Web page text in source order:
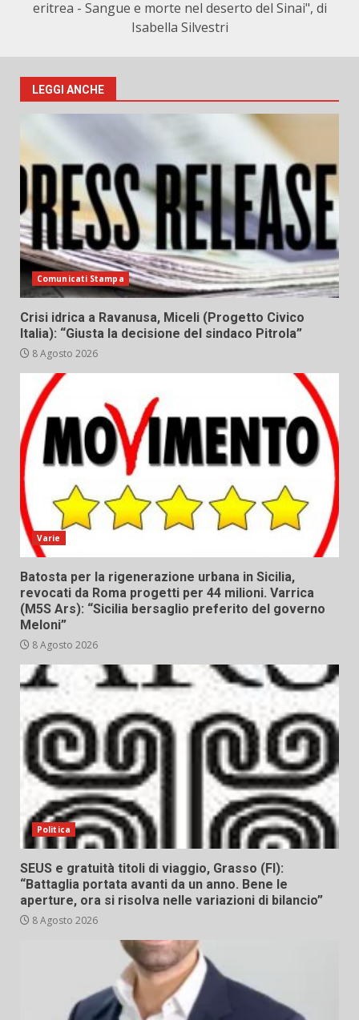
eritrea - Sangue e morte nel deserto del Sinai", di
Isabella Silvestri
LEGGI ANCHE
Comunicati Stampa
Crisi idrica a Ravanusa, Miceli (Progetto Civico
Italia): “Giusta la decisione del sindaco Pitrola”
8 Agosto 2026
Varie
Batosta per la rigenerazione urbana in Sicilia,
revocati da Roma progetti per 44 milioni. Varrica
(M5S Ars): “Sicilia bersaglio preferito del governo
Meloni”
8 Agosto 2026
Politica
SEUS e gratuità titoli di viaggio, Grasso (FI):
“Battaglia portata avanti da un anno. Bene le
aperture, ora si risolva nelle variazioni di bilancio”
8 Agosto 2026